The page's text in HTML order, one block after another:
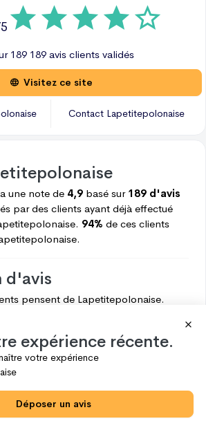
189 189 avis clients validés
Visitez ce site
Contact Lapetitepolonaise
a une note de 4,9 basé sur 189 d'avis
par des clients ayant déjà effectué
94% de ces clients
d'avis
pensent de Lapetitepolonaise.
178
0
expérience récente.
votre expérience
Déposer un avis